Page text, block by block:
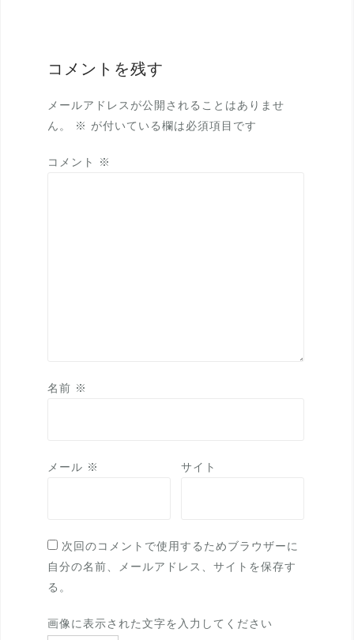
コメントを残す
メールアドレスが公開されることはありませ
ん。
※ が付いている欄は必須項目です
コメント ※
名前 ※
メール ※ サイト
次回のコメントで使用するためブラウザーに
自分の名前、メールアドレス、サイトを保存す
る。
画像に表示された文字を入力してください